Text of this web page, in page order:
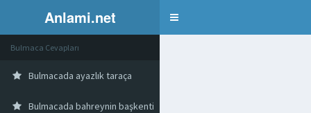
Anlami.net Bulmaca
Bulmaca Cevapları
Bulmacada ayazlık taraça
Bulmacada bahreynin başkenti